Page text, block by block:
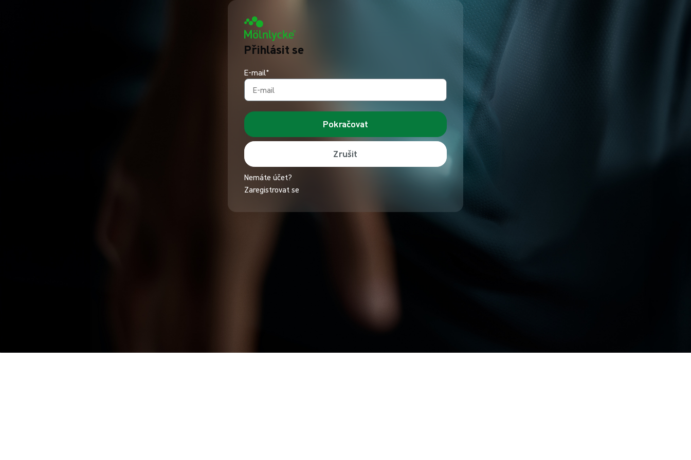
Přihlásit se
E-mail*
Pokračovat
Zrušit
Nemáte účet?
Zaregistrovat se